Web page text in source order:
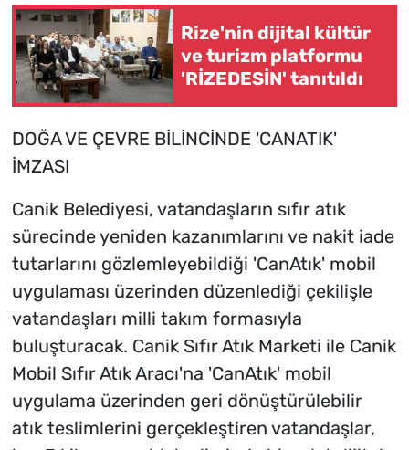
Rize'nin dijital kültür
ve turizm platformu
'RİZEDESİN' tanıtıldı
DOĞA VE ÇEVRE BİLİNCİNDE 'CANATIK'
İMZASI
Canik Belediyesi, vatandaşların sıfır atık
sürecinde yeniden kazanımlarını ve nakit iade
tutarlarını gözlemleyebildiği 'CanAtık' mobil
uygulaması üzerinden düzenlediği çekilişle
vatandaşları milli takım formasıyla
buluşturacak. Canik Sıfır Atık Marketi ile Canik
Mobil Sıfır Atık Aracı'na 'CanAtık' mobil
uygulama üzerinden geri dönüştürülebilir
atık teslimlerini gerçekleştiren vatandaşlar,